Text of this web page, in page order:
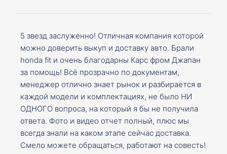
5 звезд заслуженно! Отличная компания которой
можно доверить выкуп и доставку авто. Брали
honda fit и очень благодарны Карс фром Джапан
за помощь! Всё прозрачно по документам,
менеджер отлично знает рынок и разбирается в
каждой модели и комплектациях, не было НИ
ОДНОГО вопроса, на который я бы не получила
ответа. Фото и видео отчет полный, плюс мы
всегда знали на каком этапе сейчас доставка.
Смело можете обращаться, работают на совесть!